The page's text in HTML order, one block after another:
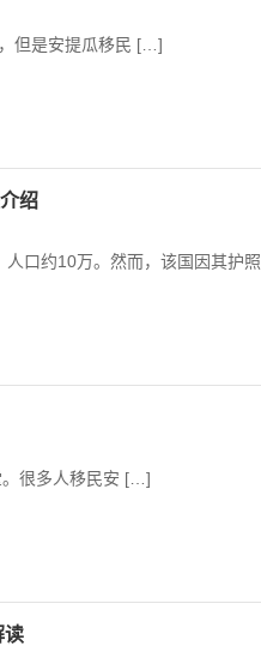
但是安提瓜移民 […]
绍
口约10万。然而，该国因其护照
很多人移民安 […]
读